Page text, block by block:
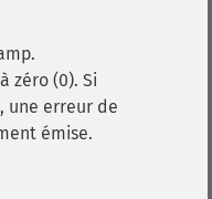
zéro (0). Si
une erreur de
émise.